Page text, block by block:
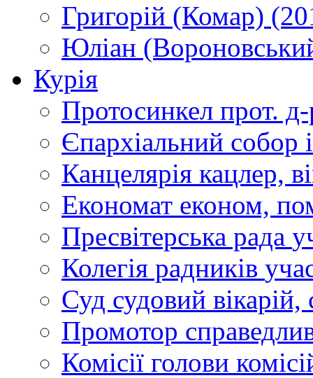
Григорій (Комар)
Юліан
Курія
Протосинкел прот.
Єпархіальний собор
Канцелярія кацлер,
Економат економ,
Пресвітерська рада
Колегія радників
Суд судовий вікарій,
Промотор
Комісії голови